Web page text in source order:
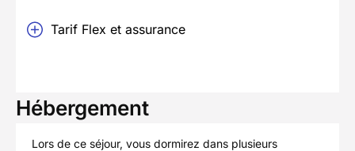
Tarif Flex et assurance
Hébergement
Lors de ce séjour, vous dormirez dans plusieurs